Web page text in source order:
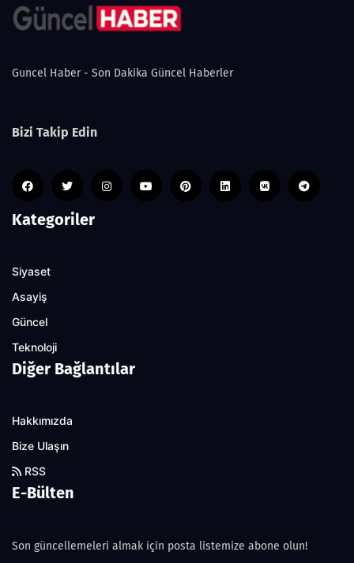
Guncel Haber - Son Dakika Güncel Haberler
Bizi Takip Edin
Kategoriler
Siyaset
Asayiş
Güncel
Teknoloji
Diğer Bağlantılar
Hakkımızda
Bize Ulaşın
RSS
E-Bülten
Son güncellemeleri almak için posta listemize abone olun!